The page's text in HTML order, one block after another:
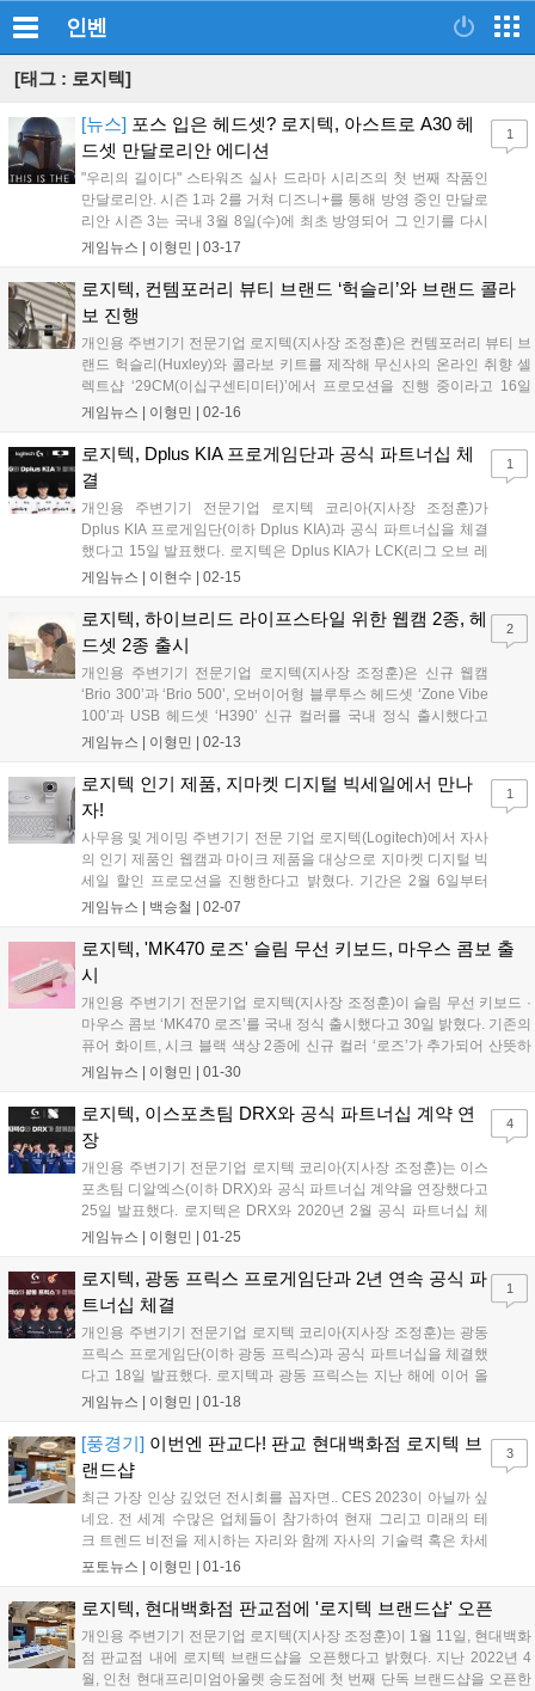
인벤
[태그 : 로지텍]
[뉴스] 포스 입은 헤드셋? 로지텍, 아스트로 A30 헤
드셋 만달로리안 에디션
"우리의 길이다" 스타워즈 실사 드라마 시리즈의 첫 번째 작품인
만달로리안. 시즌 1과 2를 거쳐 디즈니+를 통해 방영 중인 만달로
리안 시즌 3는 국내 3월 8일(수)에 최초 방영되어 그 인기를 다시
금 이어가고 있습니다. 스타워즈 실사 드라마 시리즈는 만달로리
존재하지만 개중에서도 만달로리...
게임뉴스 | 이형민 03-17
1
로지텍, 컨템포러리 뷰티 브랜드 ‘헉슬리’와 브랜드 콜라
보 진행
개인용 주변기기 전문기업 로지텍(지사장 조정훈)은 컨템포러리 뷰티 브
랜드 헉슬리(Huxley)와 콜라보 키트를 제작해 무신사의 온라인 취향 셀
렉트샵 ‘29CM(이십구센티미터)’에서 프로모션을 진행 중이라고 16일
밝혔다. 이번 브랜드 콜라보는 ‘일할 때도, 쉴 때도 나만의 바이브와 루틴
게임뉴스 | 이형민 02-16
로지텍, Dplus KIA 프로게임단과 공식 파트너십 체
결
개인용 주변기기 전문기업 로지텍 코리아(지사장 조정훈)가
Dplus KIA 프로게임단(이하 Dplus KIA)과 공식 파트너십을 체결
했다고 15일 발표했다. 로지텍은 Dplus KIA가 LCK(리그 오브 레
전드 챔피언스 코리아)에 승격한 2019년 1월에 공식 파트너십을
파트너 관계를 이어 나가...
게임뉴스 | 이현수 02-15
1
로지텍, 하이브리드 라이프스타일 위한 웹캠 2종, 헤
드셋 2종 출시
개인용 주변기기 전문기업 로지텍(지사장 조정훈)은 신규 웹캠
‘Brio 300’과 ‘Brio 500’, 오버이어형 블루투스 헤드셋 ‘Zone Vibe
100’과 USB 헤드셋 ‘H390’ 신규 컬러를 국내 정식 출시했다고
13일 발표했다. 로지텍이 새롭게 선보이는 신규 웹캠과 편안한 착
게임뉴스 | 이형민 02-13
2
로지텍 인기 제품, 지마켓 디지털 빅세일에서 만나
자!
사무용 및 게이밍 주변기기 전문 기업 로지텍(Logitech)에서 자사
의 인기 제품인 웹캠과 마이크 제품을 대상으로 지마켓 디지털 빅
세일 할인 프로모션을 진행한다고 밝혔다. 기간은 2월 6일부터
14일까지 진행하며 최대 37% 할인율이 적용된다. '로지텍 스트림
현하는 PC용 소형 카메라다. 유튜브, 트위치, 틱톡, 아프리카 등
라이브 스트리밍(Live Streaming) 개인방송 전용 장비로 적극 추
천되는 제품으로, 다양한 화상회의 애플리케이션과 호환되는 것
은 물론 프리미엄 듀얼 마이크가 전면에 탑재되어 별도의 마이크
없이 음성 녹음이 가능한 장점이 있다....
게임뉴스 | 백승철 02-07
1
로지텍, 'MK470 로즈' 슬림 무선 키보드, 마우스 콤보 출
시
개인용 주변기기 전문기업 로지텍(지사장 조정훈)이 슬림 무선 키보드 ·
마우스 콤보 ‘MK470 로즈’를 국내 정식 출시했다고 30일 밝혔다. 기존의
퓨어 화이트, 시크 블랙 색상 2종에 신규 컬러 ‘로즈’가 추가되어 산뜻하
고 발랄한 데스크 환경을 꾸미길 희망하는 2030세대 직장인들이 이번
게임뉴스 | 이형민 01-30
로지텍, 이스포츠팀 DRX와 공식 파트너십 계약 연
장
개인용 주변기기 전문기업 로지텍 코리아(지사장 조정훈)는 이스
포츠팀 디알엑스(이하 DRX)와 공식 파트너십 계약을 연장했다고
25일 발표했다. 로지텍은 DRX와 2020년 2월 공식 파트너십 체
결 이후 매년 공식 후원사로 활동해 왔으며, 이번 계약 연장으로 4
없이 좋은 모습을 보일 수 있도록...
게임뉴스 | 이형민 01-25
4
로지텍, 광동 프릭스 프로게임단과 2년 연속 공식 파
트너십 체결
개인용 주변기기 전문기업 로지텍 코리아(지사장 조정훈)는 광동
프릭스 프로게임단(이하 광동 프릭스)과 공식 파트너십을 체결했
다고 18일 발표했다. 로지텍과 광동 프릭스는 지난 해에 이어 올
해에도 파트너십을 체결하며 2년 연속으로 파트너 관계를 이어
해 게이밍 마우스, 키보드, 마우스 패드, 헤...
게임뉴스 | 이형민 01-18
1
[풍경기] 이번엔 판교다! 판교 현대백화점 로지텍 브
랜드샵
최근 가장 인상 깊었던 전시회를 꼽자면.. CES 2023이 아닐까 싶
네요. 전 세계 수많은 업체들이 참가하여 현재 그리고 미래의 테
크 트렌드 비전을 제시하는 자리와 함께 자사의 기술력 혹은 차세
대 제품을 선보이는 전시회였죠. 전시회의 규모는 물론, 특대 사
조국의 스케일이구나" 소리가 절로 나...
포토뉴스 | 이형민 01-16
3
로지텍, 현대백화점 판교점에 '로지텍 브랜드샵' 오픈
개인용 주변기기 전문기업 로지텍(지사장 조정훈)이 1월 11일, 현대백화
점 판교점 내에 로지텍 브랜드샵을 오픈했다고 밝혔다. 지난 2022년 4
월, 인천 현대프리미엄아울렛 송도점에 첫 번째 단독 브랜드샵을 오픈한